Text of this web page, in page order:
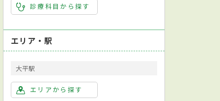
診療科目から探す
エリア・駅
大平駅
エリアから探す